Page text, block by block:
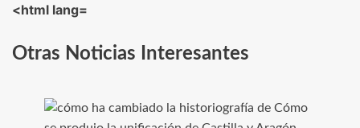
<html lang=
Otras Noticias Interesantes